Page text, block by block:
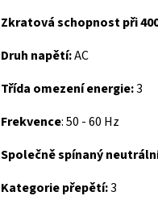
Zkratová schopnost při
Druh napětí:AC
Třída omezení energie:3
Frekvence:50 - 60 Hz
Společně spínaný
Kategorie přepětí:3